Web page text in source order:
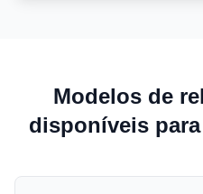
Modelos de
disponíveis